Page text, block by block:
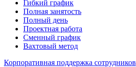
Гибкий график
Полная занятость
Полный день
Проектная работа
Сменный график
Вахтовый метод
Корпоративная поддержка сотрудников